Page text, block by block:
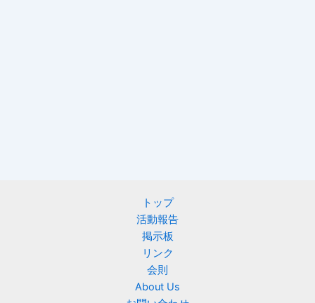
トップ
活動報告
掲示板
リンク
会則
About Us